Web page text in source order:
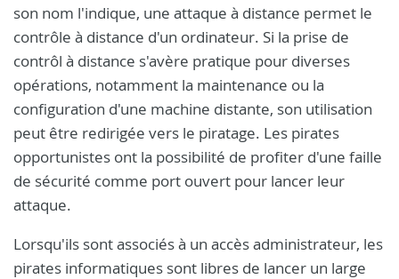
son nom l'indique, une attaque à distance permet le
contrôle à distance d'un ordinateur. Si la prise de
contrôl à distance s'avère pratique pour diverses
opérations, notamment la maintenance ou la
configuration d'une machine distante, son utilisation
peut être redirigée vers le piratage. Les pirates
opportunistes ont la possibilité de profiter d'une faille
de sécurité comme port ouvert pour lancer leur
attaque.
Lorsqu'ils sont associés à un accès administrateur, les
pirates informatiques sont libres de lancer un large